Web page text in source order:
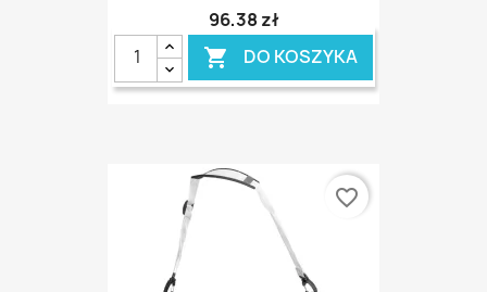
96,38 zł
 DO KOSZYKA
favorite_border